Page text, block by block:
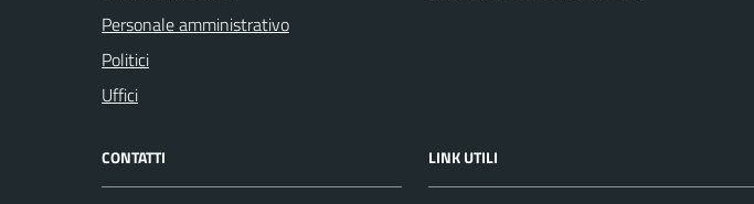
Personale amministrativo
Politici
Uffici
CONTATTI LINK UTILI